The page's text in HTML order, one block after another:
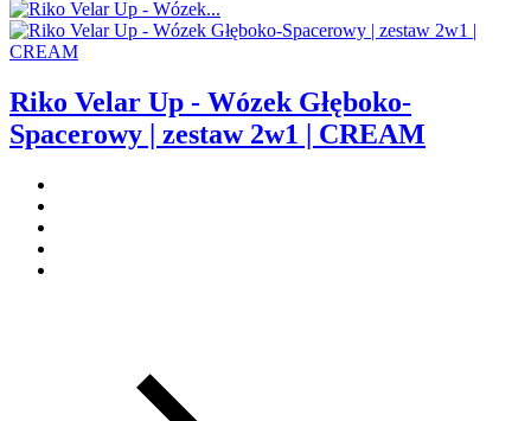
Riko Velar Up - Wózek Głęboko-
Spacerowy | zestaw 2w1 | CREAM